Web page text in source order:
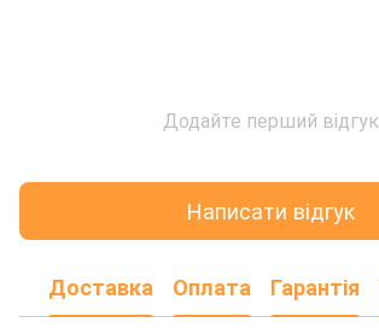
Додайте перший відгук
Написати відгук
Доставка Оплата Гарантія